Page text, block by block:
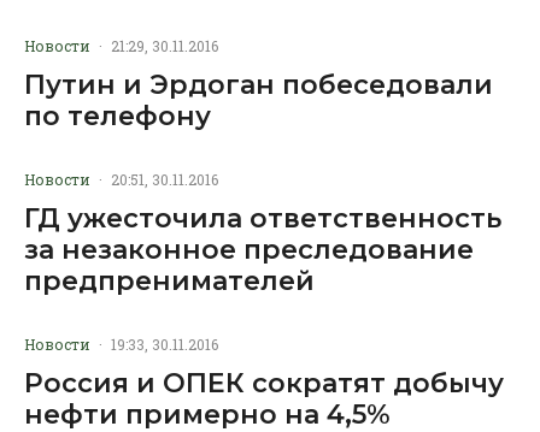
Новости · 21:29, 30.11.2016
Путин и Эрдоган побеседовали
по телефону
Новости · 20:51, 30.11.2016
ГД ужесточила ответственность
за незаконное преследование
предпренимателей
Новости · 19:33, 30.11.2016
Россия и ОПЕК сократят добычу
нефти примерно на 4,5%